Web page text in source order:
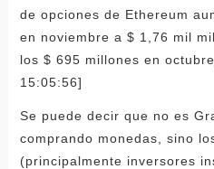
de opciones de Ethereum
en noviembre a $ 1,76 mil
los $ 695 millones en
15:05:56]
Se puede decir que no es
comprando monedas, sino
(principalmente inversores